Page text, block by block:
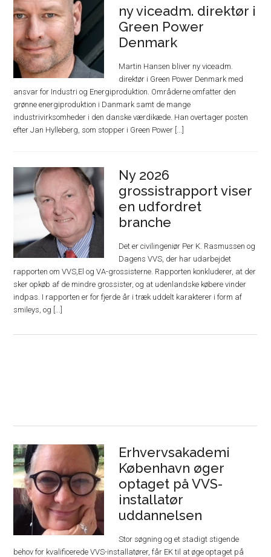
ny viceadm. direktør i
Green Power
Denmark
Martin Hansen bliver ny viceadm.
direktør i Green Power Denmark med
ansvar for Industri og Energiproduktion. Områderne omfatter den
grønne energiproduktion i Danmark samt de mange
industrivirksomheder i den danske værdikæde. Han overtager posten
efter Jan Hylleberg, som stopper i Green Power [...]
Ny 2026
grossistrapport viser
en udfordret
branche
Det er civilingeniør Per K. Rasmussen og
Dagens VVS, der har udarbejdet
rapporten om VVS,El og VA-grossisterne. Rapporten konkluderer, at der
sker opkøb af de mindre grossister, og at udenlandske købere vinder
indpas. I rapporten er for fjerde år i træk uddelt karakterer i form af
smileys, og [...]
Erhvervsakademi
København øger
optaget på VVS-
installatør
uddannelsen
Stor søgning og et stadigt stigende
behov for kvalificerede VVS-installatører, får EK til at øge optaget på